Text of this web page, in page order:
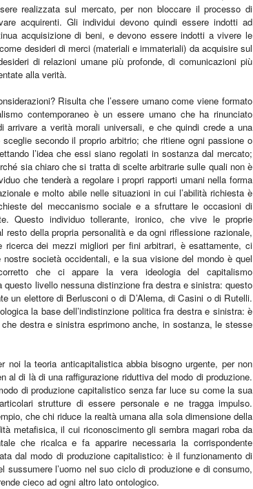
realizzata sul mercato, per non bloccare il processo di
acquirenti. Gli individui devono quindi essere indotti ad
acquisizione di beni, e devono essere indotti a vivere le
desideri di merci (materiali e immateriali) da acquisire sul
di relazioni umane più profonde, di comunicazioni più
alla verità.
Risulta che l’essere umano come viene formato
contemporaneo è un essere umano che ha rinunciato
arrivare a verità morali universali, e che quindi crede a una
secondo il proprio arbitrio; che ritiene ogni passione o
l’idea che essi siano regolati in sostanza dal mercato;
sia chiaro che si tratta di scelte arbitrarie sulle quali non è
che tenderà a regolare i propri rapporti umani nella forma
e molto abile nelle situazioni in cui l’abilità richiesta è
del meccanismo sociale e a sfruttare le occasioni di
Questo individuo tollerante, ironico, che vive le proprie
della propria personalità e da ogni riflessione razionale,
ricerca dei mezzi migliori per fini arbitrari, è esattamente, ci
società occidentali, e la sua visione del mondo è quel
che ci appare la vera ideologia del capitalismo
questo livello nessuna distinzione fra destra e sinistra: questo
un elettore di Berlusconi o di D’Alema, di Casini o di Rutelli.
la base dell’indistinzione politica fra destra e sinistra: è
destra e sinistra esprimono anche, in sostanza, le stesse
noi la teoria anticapitalistica abbia bisogno urgente, per non
al di là di una raffigurazione riduttiva del modo di produzione.
di produzione capitalistico senza far luce su come la sua
strutture di essere personale e ne tragga impulso.
che chi riduce la realtà umana alla sola dimensione della
metafisica, il cui riconoscimento gli sembra magari roba da
che ricalca e fa apparire necessaria la corrispondente
dal modo di produzione capitalistico: è il funzionamento di
sussumere l’uomo nel suo ciclo di produzione e di consumo,
cieco ad ogni altro lato ontologico.